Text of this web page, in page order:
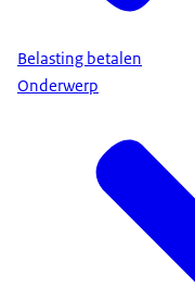
Belasting betalen
Onderwerp